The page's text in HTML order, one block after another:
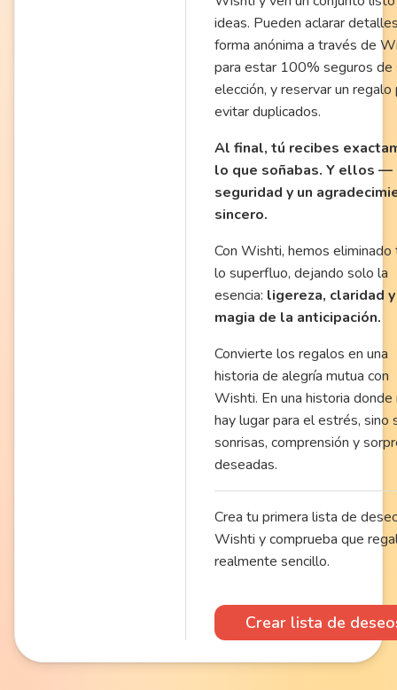
ideas. Pueden aclarar
forma anónima a través de
para estar 100% seguros de
elección, y reservar un regalo
evitar duplicados.
Al final, tú recibes
lo que soñabas. Y ellos —
seguridad y un
sincero.
Con Wishti, hemos
lo superfluo, dejando solo la
esencia: ligereza, claridad
magia de la anticipación.
Convierte los regalos en una
historia de alegría mutua con
Wishti. En una historia donde
hay lugar para el estrés, sino
sonrisas, comprensión y
deseadas.
Crea tu primera lista de
Wishti y comprueba que
realmente sencillo.
Crear lista de